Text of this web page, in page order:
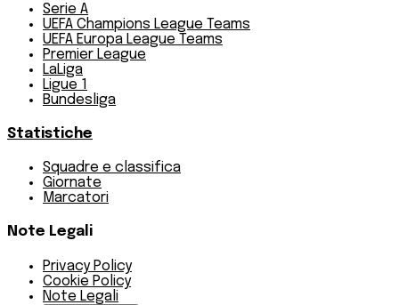
Serie A
UEFA Champions League Teams
UEFA Europa League Teams
Premier League
LaLiga
Ligue 1
Bundesliga
Statistiche
Squadre e classifica
Giornate
Marcatori
Note Legali
Privacy Policy
Cookie Policy
Note Legali